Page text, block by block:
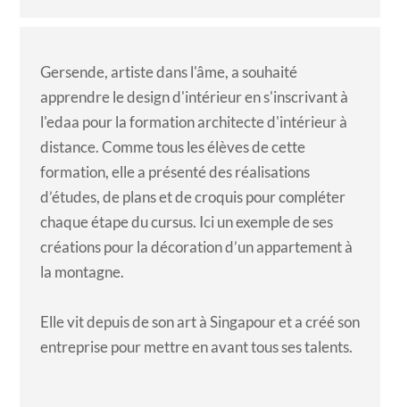
Gersende, artiste dans l'âme, a souhaité
apprendre le design d'intérieuren s'inscrivant à
l'edaa pour la formation architecte d'intérieur à
distance. Comme tous les élèves de cette
formation, elle a présenté des réalisations
d’études, de plans et de croquis pour compléter
chaque étape du cursus. Ici un exemple de ses
créations pour la décoration d’un appartement à
la montagne.
Elle vit depuis de son art à Singapour et a créé son
entreprise pour mettre en avant tous ses talents.